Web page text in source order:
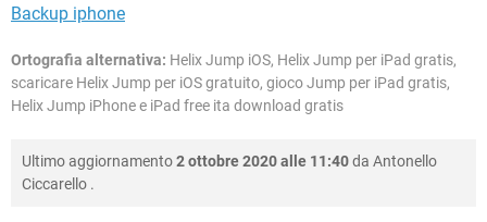
Backup iphone
Ortografia alternativa: Helix Jump iOS, Helix Jump per iPad gratis,
scaricare Helix Jump per iOS gratuito, gioco Jump per iPad gratis,
Helix Jump iPhone e iPad free ita download gratis
Ultimo aggiornamento2 ottobre 2020 alle 11:40da Antonello
Ciccarello .